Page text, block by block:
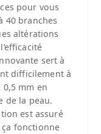
pour vous
40 branches
altérations
sert à
difficilement à
0,5 mm en
de la peau.
est assuré
fonctionne